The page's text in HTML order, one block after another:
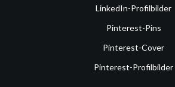
LinkedIn-Profilbilder
Pinterest-Pins
Pinterest-Cover
Pinterest-Profilbilder